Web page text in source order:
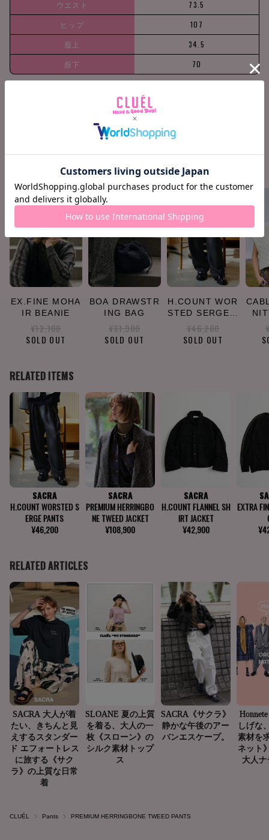
ウエスト
73.5
ヒップ
107
股上
34.5
股下
70
Ankle +12c
COORDINATE ITEMS
EX.FINE MOHA
IR BEANIE
¥12,100
SOLD OUT
BOA DRAWSTR
ING BAG
¥31,900
SOLD OUT
H.COUNT WOR
STED SERGE P
ANTS
¥46,200
SOLD OUT
CLUÉL Pants PREMIUM HERRINGBONE TWEED PANTS